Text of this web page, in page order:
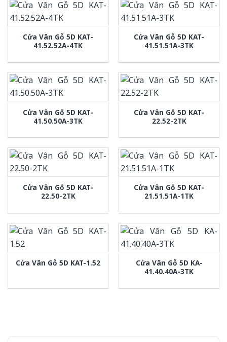
Cửa Vân Gỗ 5D KAT-
41.52.52A-4TK
Cửa Vân Gỗ 5D KAT-
41.51.51A-3TK
Cửa Vân Gỗ 5D KAT-
41.50.50A-3TK
Cửa Vân Gỗ 5D KAT-
22.52-2TK
Cửa Vân Gỗ 5D KAT-
22.50-2TK
Cửa Vân Gỗ 5D KAT-
21.51.51A-1TK
Cửa Vân Gỗ 5D KAT-1.52
Cửa Vân Gỗ 5D KA-
41.40.40A-3TK